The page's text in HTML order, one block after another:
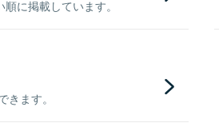
に掲載しています。
ます。